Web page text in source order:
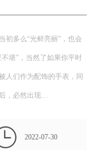
初多么“光鲜亮丽”，也会
堪”，当然了如果你平时
人们作为配饰的手表，同
，必然出现…
2022-07-30